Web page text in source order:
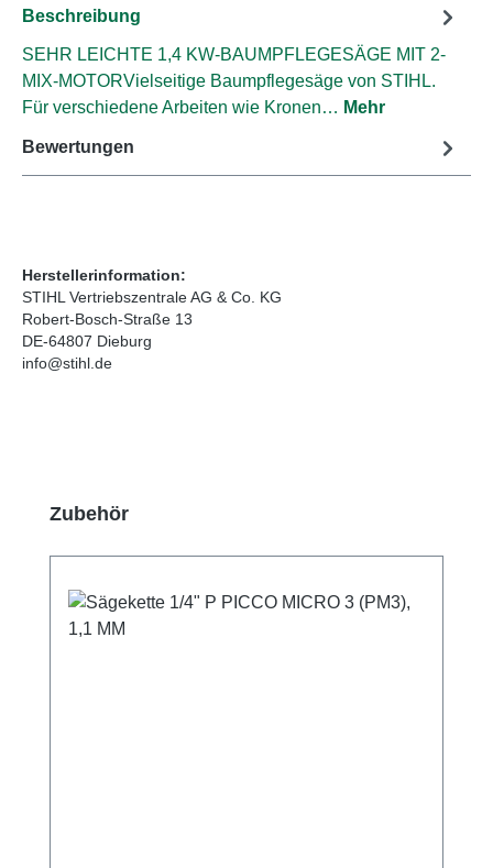
Beschreibung
SEHR LEICHTE 1,4 KW-BAUMPFLEGESÄGE MIT 2-
MIX-MOTORVielseitige Baumpflegesäge von STIHL.
Für verschiedene Arbeiten wie Kronen… Mehr
Bewertungen
Herstellerinformation:
STIHL Vertriebszentrale AG & Co. KG
Robert-Bosch-Straße 13
DE-64807 Dieburg
info@stihl.de
Produktgalerie überspringen
Zubehör